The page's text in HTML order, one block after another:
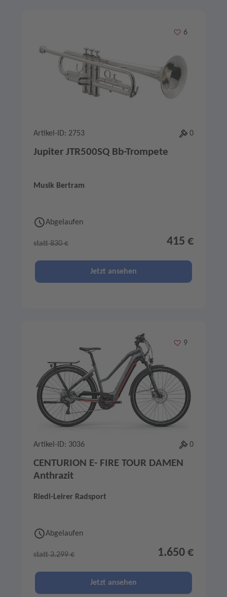
Merken
6
Artikel-ID: 2753 0
Jupiter JTR500SQ Bb-Trompete
Musik Bertram
Abgelaufen
statt 830 € 415 €
Jetzt ansehen
Merken
9
Artikel-ID: 3036 0
CENTURION E- FIRE TOUR DAMEN
Anthrazit
Riedl-Leirer Radsport
Abgelaufen
statt 3.299 € 1.650 €
Jetzt ansehen